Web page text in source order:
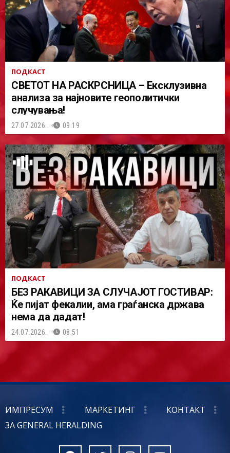
ПОДКАСТ
СВЕТОТ НА РАСКРСНИЦА – Ексклузивна
анализа за најновите геополитички
случувања!
27.07.2026. 09:19
ПОДКАСТ
БЕЗ РАКАВИЦИ ЗА СЛУЧАЈОТ ГОСТИВАР:
Ќе пијат фекалии, ама граѓанска држава
нема да дадат!
24.07.2026. 08:51
ИМПРЕСУМ МАРКЕТИНГ
КОНТАКТ
ЗА GENERAL HERALDING